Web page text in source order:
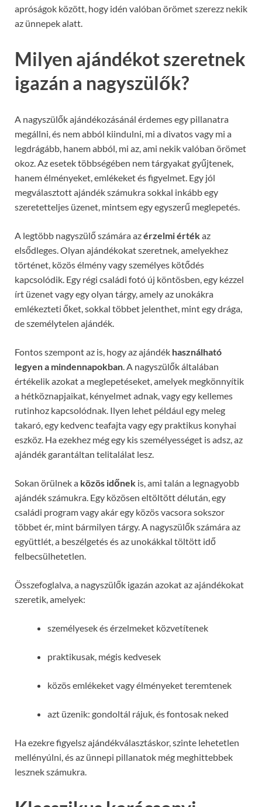
apróságok között, hogy idén valóban örömet szerezz nekik
az ünnepek alatt.
Milyen ajándékot szeretnek
igazán a nagyszülők?
A nagyszülők ajándékozásánál érdemes egy pillanatra
megállni, és nem abból kiindulni, mi a divatos vagy mi a
legdrágább, hanem abból, mi az, ami nekik valóban örömet
okoz. Az esetek többségében nem tárgyakat gyűjtenek,
hanem élményeket, emlékeket és figyelmet. Egy jól
megválasztott ajándék számukra sokkal inkább egy
szeretetteljes üzenet, mintsem egy egyszerű meglepetés.
A legtöbb nagyszülő számára azérzelmi értékaz
elsődleges. Olyan ajándékokat szeretnek, amelyekhez
történet, közös élmény vagy személyes kötődés
kapcsolódik. Egy régi családi fotó új köntösben, egy kézzel
írt üzenet vagy egy olyan tárgy, amely az unokákra
emlékezteti őket, sokkal többet jelenthet, mint egy drága,
de személytelen ajándék.
Fontos szempont az is, hogy az ajándék használható
legyen a mindennapokban. A nagyszülők általában
értékelik azokat a meglepetéseket, amelyek megkönnyítik
a hétköznapjaikat, kényelmet adnak, vagy egy kellemes
rutinhoz kapcsolódnak. Ilyen lehet például egy meleg
takaró, egy kedvenc teafajta vagy egy praktikus konyhai
eszköz. Ha ezekhez még egy kis személyességet is adsz, az
ajándék garantáltan telitalálat lesz.
Sokan örülnek a közös időnek is, ami talán a legnagyobb
ajándék számukra. Egy közösen eltöltött délután, egy
családi program vagy akár egy közös vacsora sokszor
többet ér, mint bármilyen tárgy. A nagyszülők számára az
együttlét, a beszélgetés és az unokákkal töltött idő
felbecsülhetetlen.
Összefoglalva, a nagyszülők igazán azokat az ajándékokat
szeretik, amelyek:
személyesek és érzelmeket közvetítenek
praktikusak, mégis kedvesek
közös emlékeket vagy élményeket teremtenek
azt üzenik: gondoltál rájuk, és fontosak neked
Ha ezekre figyelsz ajándékválasztáskor, szinte lehetetlen
mellényúlni, és az ünnepi pillanatok még meghittebbek
lesznek számukra.